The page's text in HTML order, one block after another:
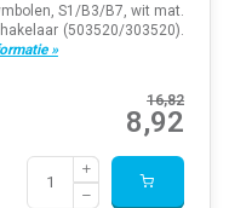
S1/B3/B7, wit mat.
(503520/303520).
»
16,82
8,92